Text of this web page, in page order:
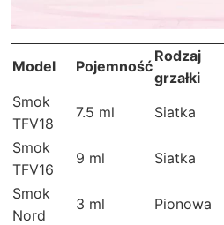
Model Pojemność
Rodzaj
grzałki
Smok
TFV18
7.5 ml Siatka
Smok
TFV16
9 ml Siatka
Smok
Nord
3 ml Pionowa